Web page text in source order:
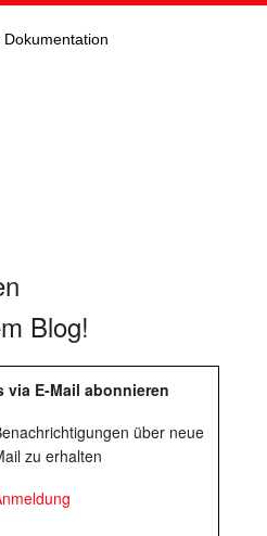
Dokumentation
Blog!
via E-Mail abonnieren
über neue
zu erhalten